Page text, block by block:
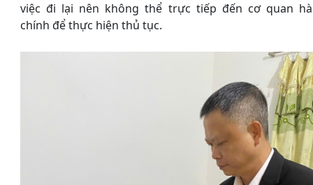
việc đi lại nên không thể trực tiếp đến cơ quan
chính để thực hiện thủ tục.